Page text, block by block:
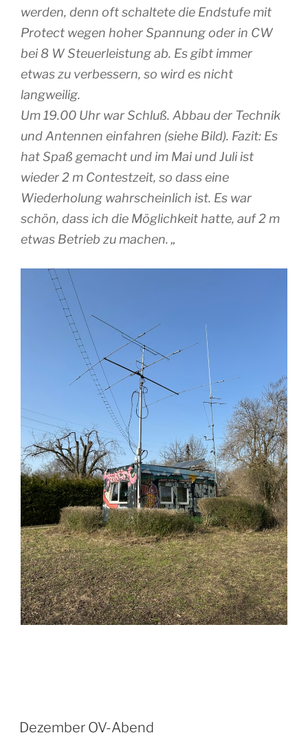
werden, denn oft schaltete die Endstufe mit
Protect wegen hoher Spannung oder in CW
bei 8 W Steuerleistung ab. Es gibt immer
etwas zu verbessern, so wird es nicht
langweilig.
Um 19.00 Uhr war Schluß. Abbau der Technik
und Antennen einfahren (siehe Bild). Fazit: Es
hat Spaß gemacht und im Mai und Juli ist
wieder 2 m Contestzeit, so dass eine
Wiederholung wahrscheinlich ist. Es war
schön, dass ich die Möglichkeit hatte, auf 2 m
etwas Betrieb zu machen. „
Dezember OV-Abend